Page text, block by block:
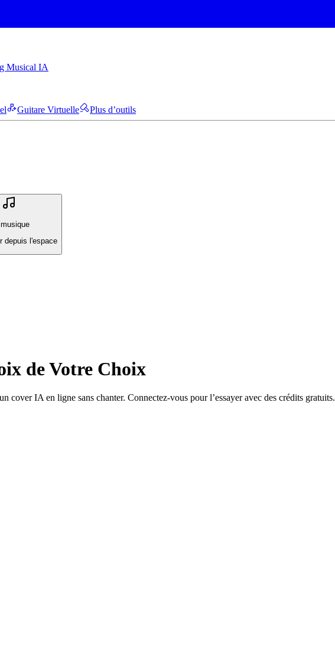
Musical IA
Guitare Virtuelle Plus d’outils
depuis l'espace
de Votre Choix
cover IA en ligne sans chanter. Connectez-vous pour l’essayer avec des crédits gratuits.